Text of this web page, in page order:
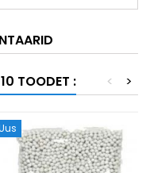
TOODET : >
<